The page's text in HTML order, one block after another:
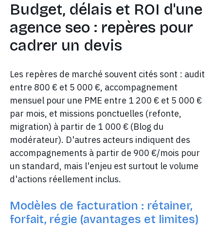
Budget, délais et ROI d'une
agence seo : repères pour
cadrer un devis
Les repères de marché souvent cités sont : audit
entre 800 € et 5 000 €, accompagnement
mensuel pour une PME entre 1 200 € et 5 000 €
par mois, et missions ponctuelles (refonte,
migration) à partir de 1 000 € (Blog du
modérateur). D'autres acteurs indiquent des
accompagnements à partir de 900 €/mois pour
un standard, mais l'enjeu est surtout le volume
d'actions réellement inclus.
Modèles de facturation : rétainer,
forfait, régie (avantages et limites)